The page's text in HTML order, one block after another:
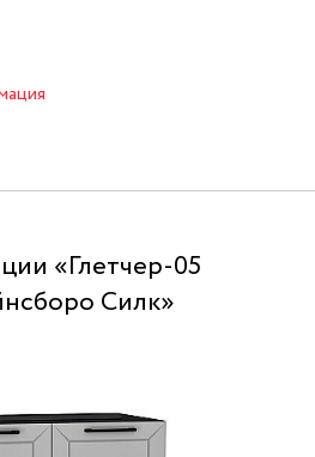
«Глетчер-05
Силк»